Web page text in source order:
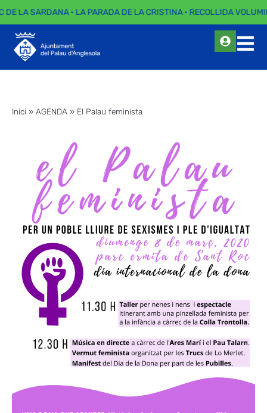
DE LA SARDANA · LA PARADA DE LA CRISTINA · RECOLLIDA
Inici » AGENDA » El Palau feminista